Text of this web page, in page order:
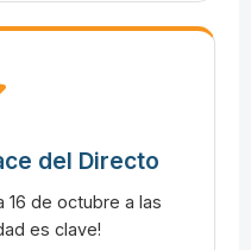
del Directo
16 de octubre a las
es clave!